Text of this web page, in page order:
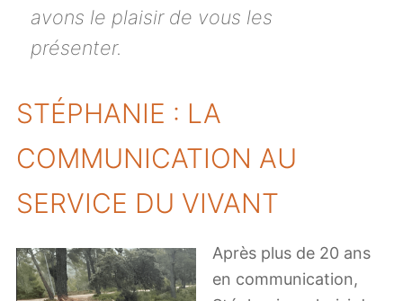
avons le plaisir de vous les
présenter.
STÉPHANIE : LA
COMMUNICATION AU
SERVICE DU VIVANT
Après plus de 20 ans
en communication,